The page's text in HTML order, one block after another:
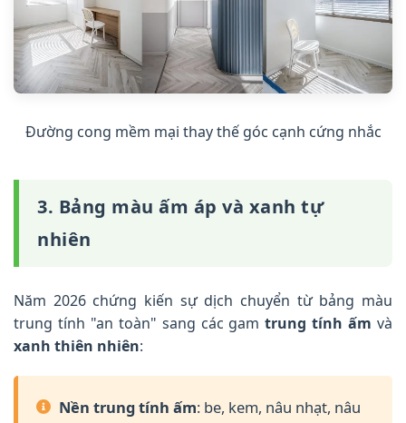
Đường cong mềm mại thay thế góc cạnh cứng nhắc
3. Bảng màu ấm áp và xanh tự
nhiên
Năm 2026 chứng kiến sự dịch chuyển từ bảng màu
trung tính "an toàn" sang các gamtrung tính ấm và
xanh thiên nhiên:
Nền trung tính ấm: be, kem, nâu nhạt, nâu